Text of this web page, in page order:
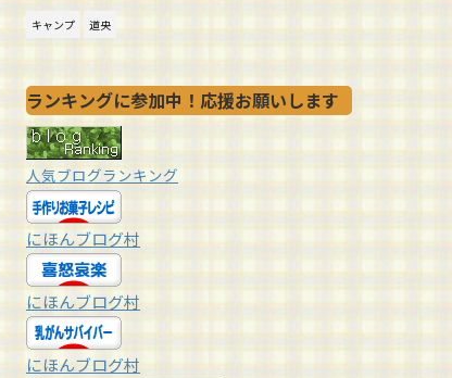
キャンプ 道央
ランキングに参加中！応援お願いします
人気ブログランキング
にほんブログ村
にほんブログ村
にほんブログ村